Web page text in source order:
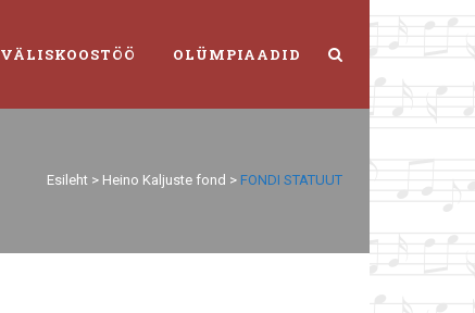
VÄLISKOOSTÖÖ OLÜMPIAADID
Esileht > Heino Kaljuste fond > FONDI STATUUT